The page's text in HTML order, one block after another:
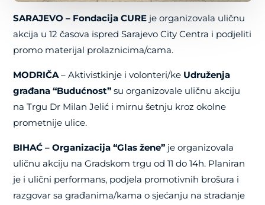
SARAJEVO – Fondacija CURE je organizovala uličnu
akcija u 12 časova ispred Sarajevo City Centra i podjeliti
promo materijal prolaznicima/cama.
MODRIČA– Aktivistkinje i volonteri/ke Udruženja
građana “Budućnost”su organizovale uličnu akciju
na Trgu Dr Milan Jelić i mirnu šetnju kroz okolne
prometnije ulice.
BIHAĆ – Organizacija “Glas žene” je organizovala
uličnu akciju na Gradskom trgu od 11 do 14h. Planiran
je i ulični performans, podjela promotivnih brošura i
razgovar sa građanima/kama o sjećanju na stradanje